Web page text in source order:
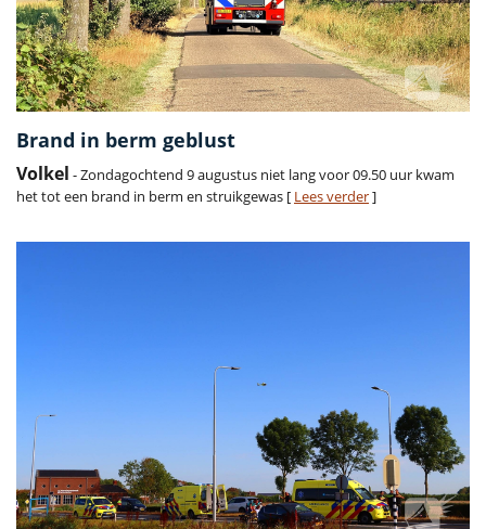
Brand in berm geblust
Volkel - Zondagochtend 9 augustus niet lang voor 09.50 uur kwam
het tot een brand in berm en struikgewas [ Lees verder]